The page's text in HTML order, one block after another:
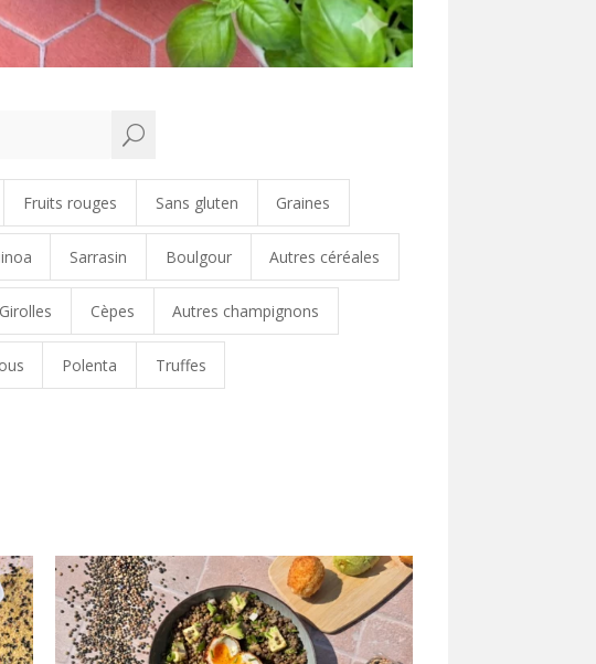
U
Fruits rouges Sans gluten Graines
Sarrasin Boulgour Autres céréales
Girolles Cèpes Autres champignons
Polenta Truffes